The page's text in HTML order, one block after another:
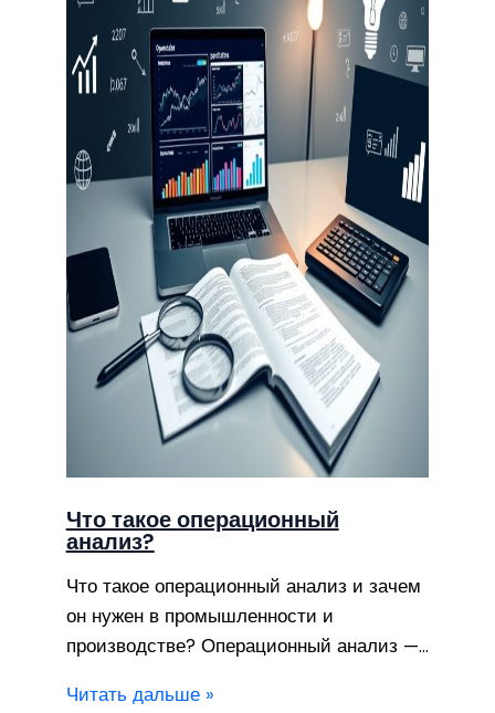
Что такое операционный
анализ?
Что такое операционный анализ и зачем
он нужен в промышленности и
производстве? Операционный анализ —…
Читать дальше »